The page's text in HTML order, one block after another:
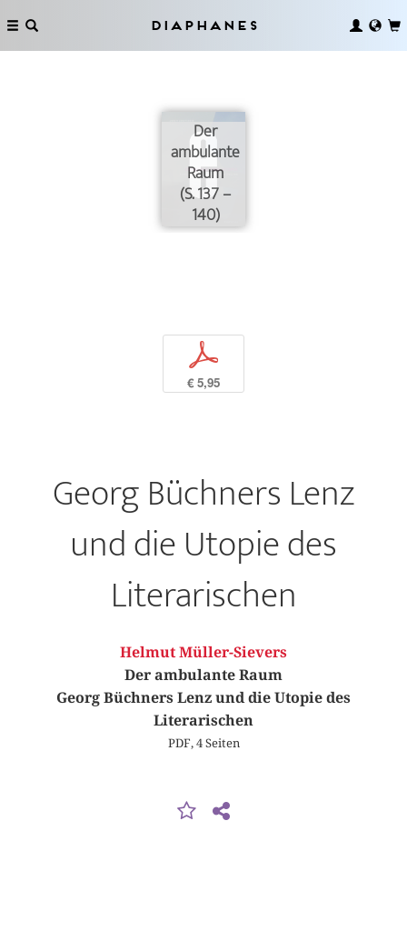
Diaphanes
Der
ambulante
Raum
(S. 137 –
140)
p
€ 5,95
Georg Büchners Lenz
und die Utopie des
Literarischen
Helmut Müller-Sievers
Der ambulante Raum
Georg Büchners Lenz und die Utopie des
Literarischen
PDF, 4 Seiten